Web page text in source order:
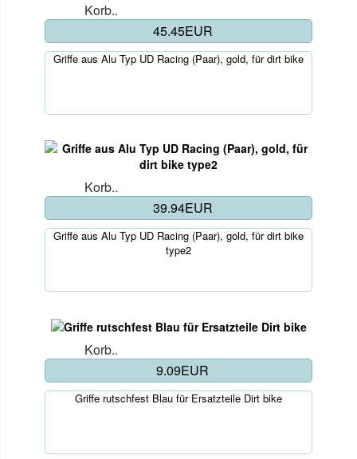
Korb..
45.45EUR
Griffe aus Alu Typ UD Racing (Paar), gold, für dirt bike
Korb..
39.94EUR
Griffe aus Alu Typ UD Racing (Paar), gold, für dirt bike
type2
Korb..
9.09EUR
Griffe rutschfest Blau für Ersatzteile Dirt bike